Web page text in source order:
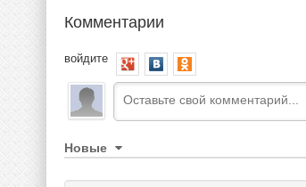
Комментарии
войдите
Новые